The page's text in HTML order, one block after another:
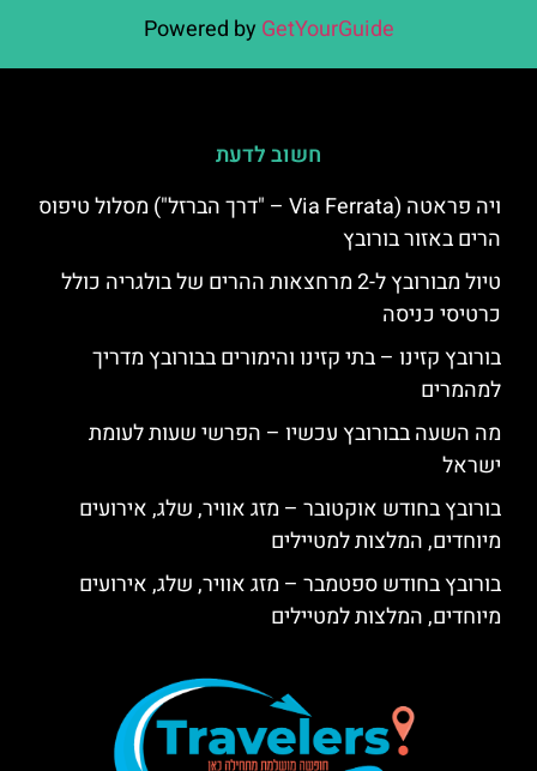
Powered by GetYourGuide
חשוב לדעת
ויה פראטה (Via Ferrata – "דרך הברזל") מסלול טיפוס
הרים באזור בורובץ
טיול מבורובץ ל-2 מרחצאות ההרים של בולגריה כולל
כרטיסי כניסה
בורובץ קזינו – בתי קזינו והימורים בבורובץ מדריך
למהמרים
מה השעה בבורובץ עכשיו – הפרשי שעות לעומת
ישראל
בורובץ בחודש אוקטובר – מזג אוויר, שלג, אירועים
מיוחדים, המלצות למטיילים
בורובץ בחודש ספטמבר – מזג אוויר, שלג, אירועים
מיוחדים, המלצות למטיילים